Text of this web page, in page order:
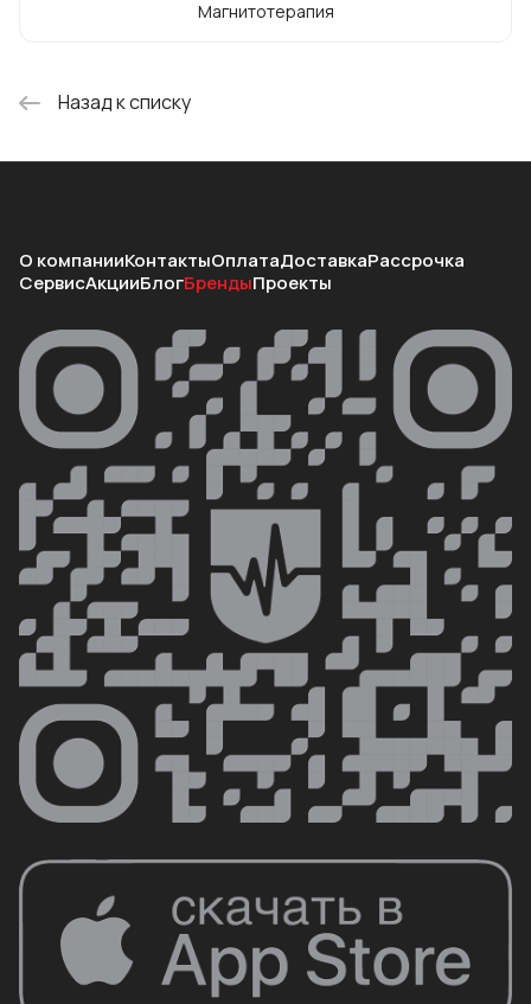
Магнитотерапия
Назад к списку
О компанииКонтактыОплатаДоставкаРассрочка
СервисАкцииБлогБрендыПроекты